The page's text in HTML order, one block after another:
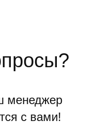
менеджер
с вами!